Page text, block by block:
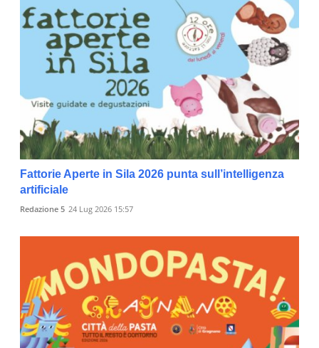
Fattorie Aperte in Sila 2026 punta sull’intelligenza
artificiale
Redazione 5 24 Lug 2026 15:57